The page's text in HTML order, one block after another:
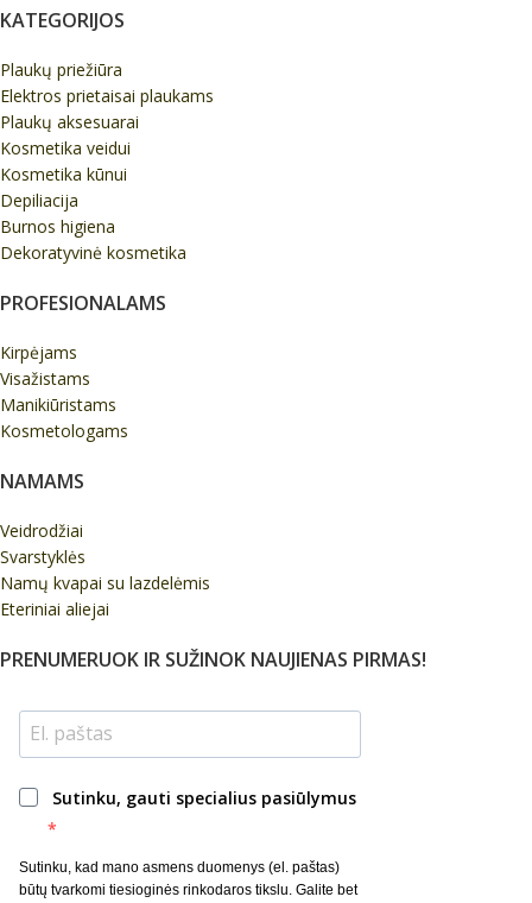
KATEGORIJOS
Plaukų priežiūra
Elektros prietaisai plaukams
Plaukų aksesuarai
Kosmetika veidui
Kosmetika kūnui
Depiliacija
Burnos higiena
Dekoratyvinė kosmetika
PROFESIONALAMS
Kirpėjams
Visažistams
Manikiūristams
Kosmetologams
NAMAMS
Veidrodžiai
Svarstyklės
Namų kvapai su lazdelėmis
Eteriniai aliejai
PRENUMERUOK IR SUŽINOK NAUJIENAS PIRMAS!
Sutinku, gauti specialius pasiūlymus
Sutinku, kad mano asmens duomenys (el. paštas)
būtų tvarkomi tiesioginės rinkodaros tikslu. Galite bet